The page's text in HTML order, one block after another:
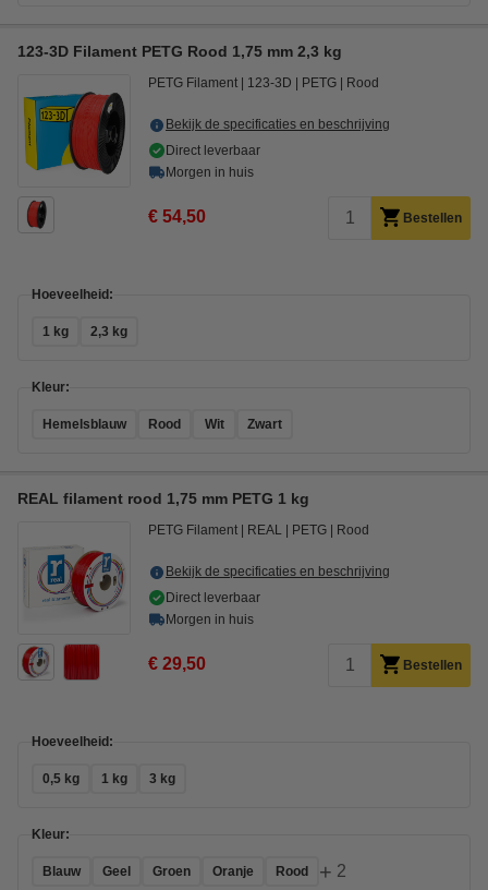
123-3D Filament PETG Rood 1,75 mm 2,3 kg
PETG Filament 123-3D PETG Rood
Bekijk de specificaties en beschrijving
Direct leverbaar
Morgen in huis
€ 54,50 Bestellen
Hoeveelheid:
1 kg 2,3 kg
Kleur:
Hemelsblauw Rood Wit Zwart
REAL filament rood 1,75 mm PETG 1 kg
PETG Filament REAL PETG Rood
Bekijk de specificaties en beschrijving
Direct leverbaar
Morgen in huis
€ 29,50 Bestellen
Hoeveelheid:
0,5 kg 1 kg 3 kg
Kleur:
Blauw Geel Groen Oranje Rood + 2